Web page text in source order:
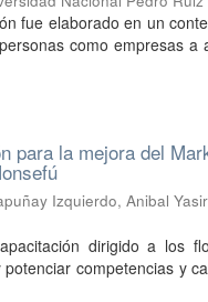
fue elaborado en un
como empresas
para la mejora del
Izquierdo, Anibal Yasir
dirigido a los
competencias y